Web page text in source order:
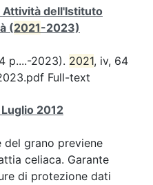
Attività dell'Istituto
(2021-2023)
p....-2023). 2021, iv, 64
Full-text
2012
grano previene
celiaca. Garante
di protezione dati